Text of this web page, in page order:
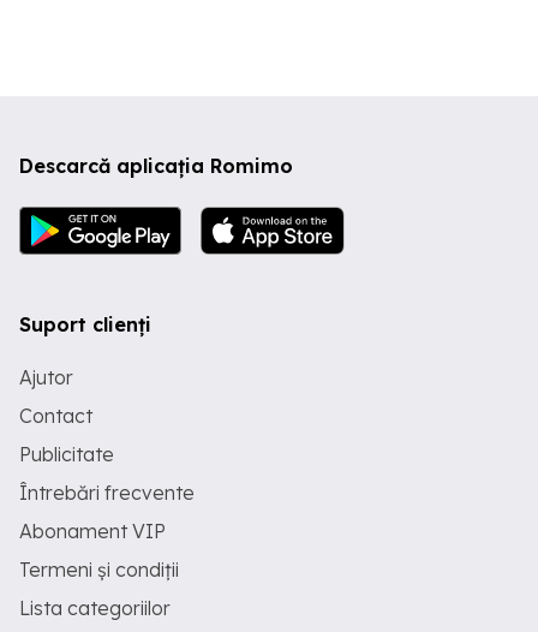
Descarcă aplicația Romimo
Suport clienți
Ajutor
Contact
Publicitate
Întrebări frecvente
Abonament VIP
Termeni și condiții
Lista categoriilor